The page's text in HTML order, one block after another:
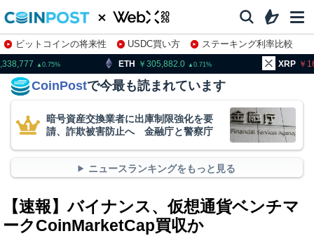
ビットコインの将来性 USDC買い方
ステーキング利率比較
株特集・関連銘柄
ETH 305,882.0 0.71 XRP 164.77
CoinPostで今最も読まれています
暗号資産交換業者に出庫制限強化を要
請、詐欺被害防止へ 金融庁と警察庁
ニュースランキングをもっと見る
【速報】バイナンス、仮想通貨ベンチマ
ークCoinMarketCap買収か